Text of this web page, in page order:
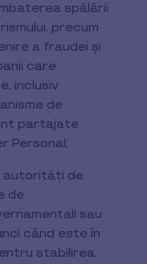
spălării
precum
a fraudei și
care
inclusiv
de
partajate
Personal;
autorități de
de
sau
când este în
stabilirea,